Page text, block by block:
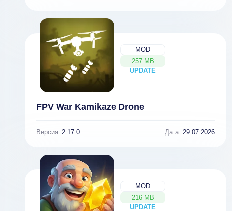
MOD
257 MB
UPDATE
NEW
FPV War Kamikaze Drone
Версия: 2.17.0 Дата: 29.07.2026
MOD
216 MB
UPDATE
NEW